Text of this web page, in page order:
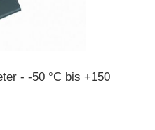
- -50 °C bis +150